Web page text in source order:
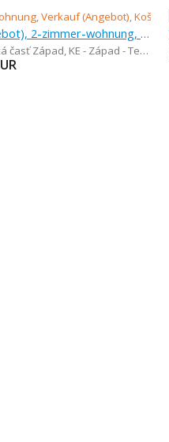
Verkauf (Angebot), 2-zimmer-wohnung, 40 m
časť Západ, KE - Západ - Terasa